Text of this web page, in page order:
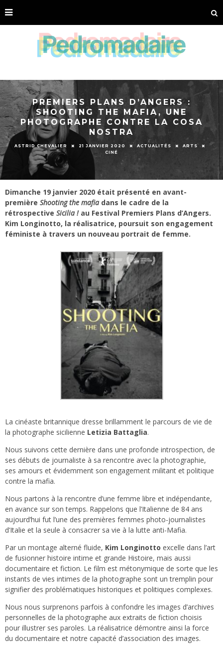
PREMIERS PLANS D’ANGERS :
SHOOTING THE MAFIA, UNE
PHOTOGRAPHE CONTRE LA COSA
NOSTRA
ASTRID CHEVALIER 21 JANVIER 2020 ACTUALITÉS
ARTS
CINÉ
Dimanche 19 janvier 2020 était présenté en avant-
première Shooting the mafia dans le cadre de la
rétrospective Sicilia !au Festival Premiers Plans d’Angers.
Kim Longinotto, la réalisatrice, poursuit son engagement
féministe à travers un nouveau portrait de femme.
La cinéaste britannique dresse brillamment le parcours de vie de
la photographe sicilienne Letizia Battaglia.
Nous suivons cette dernière dans une profonde introspection, de
ses débuts de journaliste à sa rencontre avec la photographie,
ses amours et évidemment son engagement militant et politique
contre la mafia.
Nous partons à la rencontre d’une femme libre et indépendante,
en avance sur son temps. Rappelons que l’Italienne de 84 ans
aujourd’hui fut l’une des premières femmes photo-journalistes
d’Italie et la seule à consacrer sa vie à la lutte anti-Mafia.
Par un montage alterné fluide, Kim Longinotto excelle dans l’art
de fusionner histoire intime et grande Histoire, mais aussi
documentaire et fiction. Le film est métonymique de sorte que les
instants de vies intimes de la photographe sont un tremplin pour
signifier des problématiques historiques et politiques complexes.
Nous nous surprenons parfois à confondre les images d’archives
personnelles de la photographe aux extraits de fiction choisis
pour illustrer ses paroles. La réalisatrice démontre ainsi la force
du documentaire et notre capacité d’association des images.